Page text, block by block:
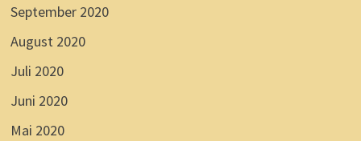
September 2020
August 2020
Juli 2020
Juni 2020
Mai 2020